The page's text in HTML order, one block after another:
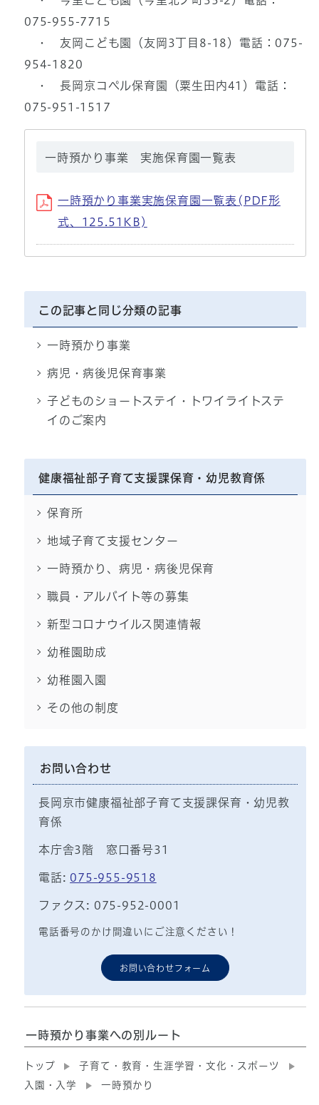
075-955-7715
・ 友岡こども園（友岡3丁目8-18）電話：075-
954-1820
・ 長岡京コペル保育園（粟生田内41）電話：
075-951-1517
一時預かり事業 実施保育園一覧表
一時預かり事業実施保育園一覧表(PDF形
式、125.51KB)
この記事と同じ分類の記事
一時預かり事業
病児・病後児保育事業
子どものショートステイ・トワイライトステ
イのご案内
健康福祉部子育て支援課保育・幼児教育係
保育所
地域子育て支援センター
一時預かり、病児・病後児保育
職員・アルバイト等の募集
新型コロナウイルス関連情報
幼稚園助成
幼稚園入園
その他の制度
お問い合わせ
長岡京市健康福祉部子育て支援課保育・幼児教
育係
本庁舎3階 窓口番号31
電話: 075-955-9518
ファクス: 075-952-0001
電話番号のかけ間違いにご注意ください！
お問い合わせフォーム
一時預かり事業への別ルート
トップ
子育て・教育・生涯学習・文化・スポーツ
入園・入学
一時預かり